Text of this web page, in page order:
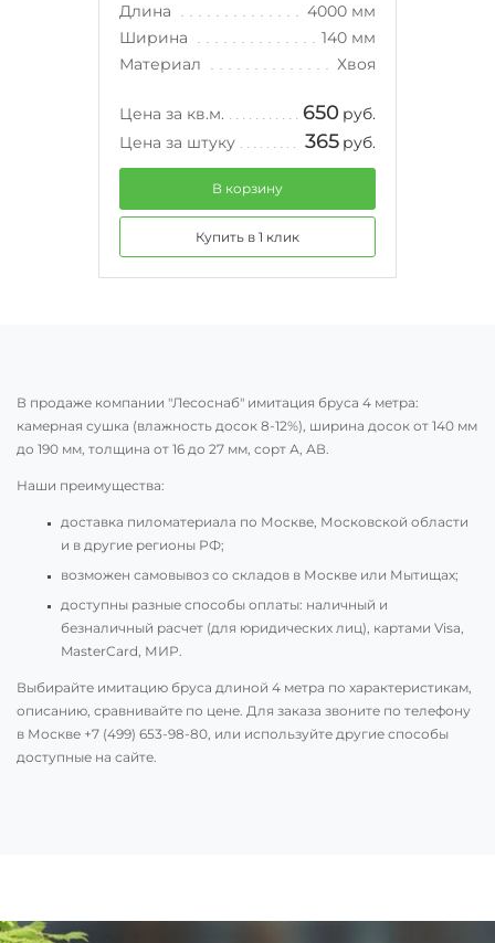
Длина
4000 мм
Ширина
140 мм
Материал
Хвоя
Цена за кв.м. 650 руб.
Цена за штуку
365 руб.
В корзину
Купить в 1 клик
В продаже компании "Лесоснаб" имитация бруса 4 метра:
камерная сушка (влажность досок 8-12%), ширина досок от 140 мм
до 190 мм, толщина от 16 до 27 мм, сорт А, АВ.
Наши преимущества:
доставка пиломатериала по Москве, Московской области
и в другие регионы РФ;
возможен самовывоз со складов в Москве или Мытищах;
доступны разные способы оплаты: наличный и
безналичный расчет (для юридических лиц), картами Visa,
MasterCard, МИР.
Выбирайте имитацию бруса длиной 4 метра по характеристикам,
описанию, сравнивайте по цене. Для заказа звоните по телефону
в Москве +7 (499) 653-98-80 , или используйте другие способы
доступные на сайте.